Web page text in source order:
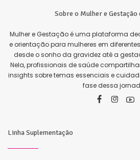
Sobre o Mulher e Gestação
Mulher e Gestação é uma plataforma
e orientação para mulheres em
desde o sonho da gravidez até a
Nela, profissionais de saúde
insights sobre temas essenciais e
fase dessa
Linha Suplementação